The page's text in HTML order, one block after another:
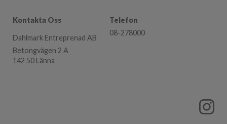
Kontakta Oss
Dahlmark Entreprenad AB
Betongvägen 2 A
142 50 Länna
Telefon
08-278000